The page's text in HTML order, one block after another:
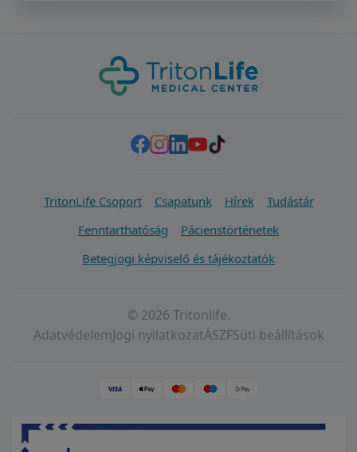
TritonLife Csoport Csapatunk Hírek
Tudástár
Fenntarthatóság
Pácienstörténetek
Betegjogi képviselő és tájékoztatók
© 2026 Tritonlife.
AdatvédelemJogi nyilatkozatÁSZFSüti beállítások